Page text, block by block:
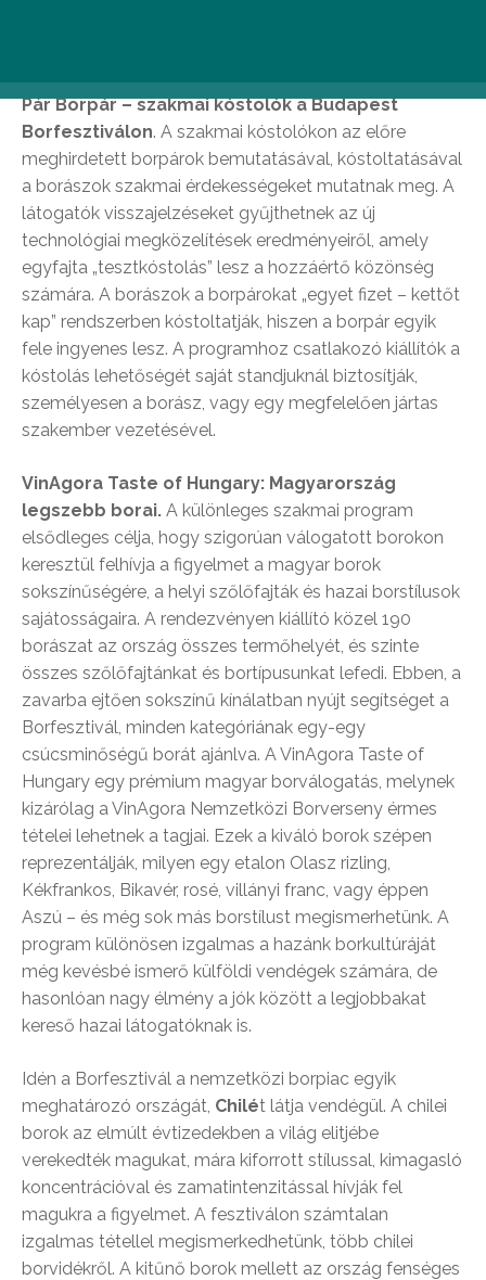
Pár Borpár – szakmai kóstolók a Budapest
Borfesztiválon. A szakmai kóstolókon az előre
meghirdetett borpárok bemutatásával, kóstoltatásával
a borászok szakmai érdekességeket mutatnak meg. A
látogatók visszajelzéseket gyűjthetnek az új
technológiai megközelítések eredményeiről, amely
egyfajta „tesztkóstolás” lesz a hozzáértő közönség
számára. A borászok a borpárokat „egyet fizet – kettőt
kap” rendszerben kóstoltatják, hiszen a borpár egyik
fele ingyenes lesz. A programhoz csatlakozó kiállítók a
kóstolás lehetőségét saját standjuknál biztosítják,
személyesen a borász, vagy egy megfelelően jártas
szakember vezetésével.
VinAgora Taste of Hungary: Magyarország
legszebb borai. A különleges szakmai program
elsődleges célja, hogy szigorúan válogatott borokon
keresztül felhívja a figyelmet a magyar borok
sokszínűségére, a helyi szőlőfajták és hazai borstílusok
sajátosságaira. A rendezvényen kiállító közel 190
borászat az ország összes termőhelyét, és szinte
összes szőlőfajtánkat és bortípusunkat lefedi. Ebben, a
zavarba ejtően sokszínű kínálatban nyújt segítséget a
Borfesztivál, minden kategóriának egy-egy
csúcsminőségű borát ajánlva. A VinAgora Taste of
Hungary egy prémium magyar borválogatás, melynek
kizárólag a VinAgora Nemzetközi Borverseny érmes
tételei lehetnek a tagjai. Ezek a kiváló borok szépen
reprezentálják, milyen egy etalon Olasz rizling,
Kékfrankos, Bikavér, rosé, villányi franc, vagy éppen
Aszú – és még sok más borstílust megismerhetünk. A
program különösen izgalmas a hazánk borkultúráját
még kevésbé ismerő külföldi vendégek számára, de
hasonlóan nagy élmény a jók között a legjobbakat
kereső hazai látogatóknak is.
Idén a Borfesztivál a nemzetközi borpiac egyik
meghatározó országát, Chilét látja vendégül. A chilei
borok az elmúlt évtizedekben a világ elitjébe
verekedték magukat, mára kiforrott stílussal, kimagasló
koncentrációval és zamatintenzitással hívják fel
magukra a figyelmet. A fesztiválon számtalan
izgalmas tétellel megismerkedhetünk, több chilei
borvidékről. A kitűnő borok mellett az ország fenséges